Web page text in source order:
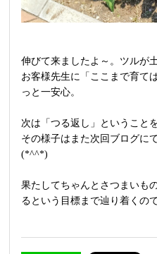
伸びて来ましたよ～。ツルが
お客様先生に「ここまで育て
っと一安心。
次は「つる返し」ということ
その様子はまた次回ブログに
(*^^*)
果たしてちゃんとさつまいも
るという目標まで辿り着くの